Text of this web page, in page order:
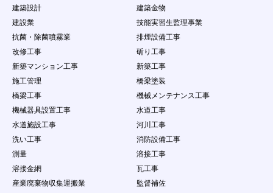
た場合、会員に通知することなく、当社は該当する
内容のデータを削除することができ、また、禁止行
とができるものとします。ただし、当社は、当該デ
ータ等を掲載停止又は削除する義務を負うものでは
なく、データの削除及び利用制限等の処分につきま
しては当社の説明の義務を負わないものとします。
（２）
法律・規則・条例等の制定法に反する行為
（３）
第三者の個人情報を公開する行為
（４）
公序良俗に反する行為やコンテンツ閲覧者に
（５）
会員以外の自然人・法人・団体・組織等の第
（６）
虚偽の情報をコンテンツに掲載し、コンテン
ツ閲覧者を欺く行為
建築設計
建築金物
建設業
技能実習生監理事業
抗菌・除菌噴霧業
排煙設備工事
改修工事
斫り工事
新築マンション工事
新築工事
施工管理
橋梁塗装
橋梁工事
機械メンテナンス工事
機械器具設置工事
水道工事
水道施設工事
河川工事
洗い工事
消防設備工事
測量
溶接工事
溶接金網
瓦工事
産業廃棄物収集運搬業
監督補佐